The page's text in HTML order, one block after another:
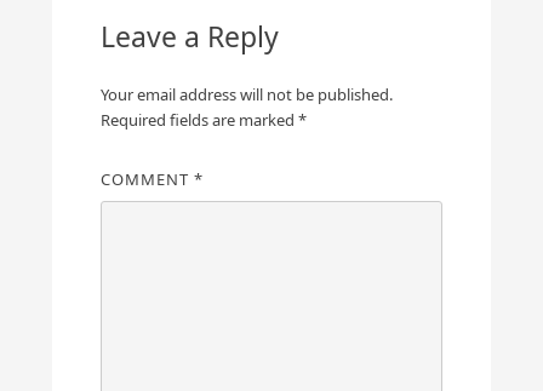
Leave a Reply
Your email address will not be published.
Required fields are marked *
COMMENT *